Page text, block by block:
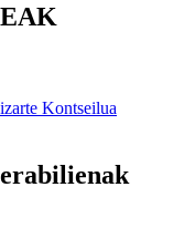
Kontseilua